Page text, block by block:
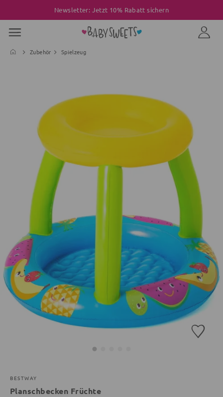
Newsletter: Jetzt 10% Rabatt sichern
Zubehör Spielzeug
BESTWAY
Planschbecken Früchte